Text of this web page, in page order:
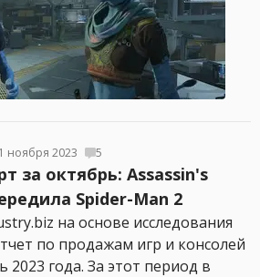
ноября 2023 5
за октябрь: Assassin's
Spider-Man 2
на основе исследования
по продажам игр и консолей
2023 года. За этот период в